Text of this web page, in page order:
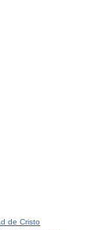
de Cristo